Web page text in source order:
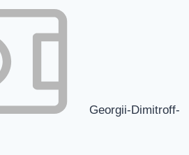
Georgii-Dimitroff-